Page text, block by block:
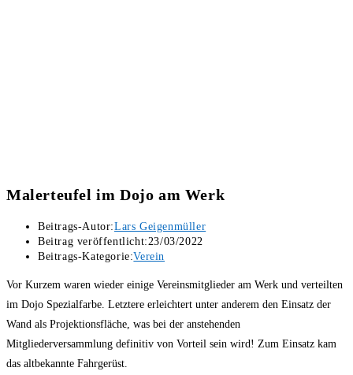
Malerteufel im Dojo am Werk
Beitrags-Autor:Lars Geigenmüller
Beitrag veröffentlicht:23/03/2022
Beitrags-Kategorie:Verein
Vor Kurzem waren wieder einige Vereinsmitglieder am Werk und verteilten
im Dojo Spezialfarbe. Letztere erleichtert unter anderem den Einsatz der
Wand als Projektionsfläche, was bei der anstehenden
Mitgliederversammlung definitiv von Vorteil sein wird! Zum Einsatz kam
das altbekannte Fahrgerüst.